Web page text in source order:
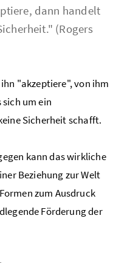
dann handelt
(Rogers
"akzeptiere", von ihm
um ein
Sicherheit schafft.
kann das wirkliche
Beziehung zur Welt
zum Ausdruck
Förderung der